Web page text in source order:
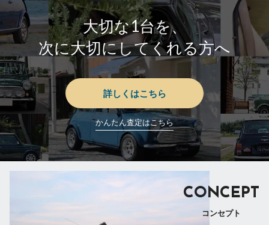
大切な1台を、
次に大切にしてくれる方へ
詳しくはこちら
かんたん査定はこちら
CONCEPT
コンセプト